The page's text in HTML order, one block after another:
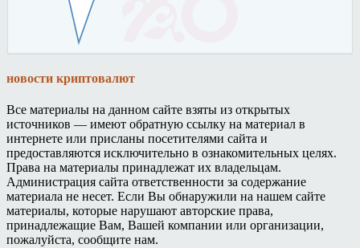
новости криптовалют
Все материалы на данном сайте взяты из открытых
источников — имеют обратную ссылку на материал в
интернете или присланы посетителями сайта и
предоставляются исключительно в ознакомительных целях.
Права на материалы принадлежат их владельцам.
Администрация сайта ответственности за содержание
материала не несет. Если Вы обнаружили на нашем сайте
материалы, которые нарушают авторские права,
принадлежащие Вам, Вашей компании или организации,
пожалуйста, сообщите нам.